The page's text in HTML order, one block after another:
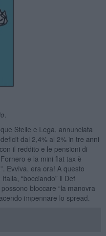
Stelle e Lega, annunciata
dal 2,4% al 2% in tre anni
il reddito e le pensioni di
e la mini flat tax è
Evviva, era ora! A questo
“bocciando” il Def
bloccare “la manovra
impennare lo spread.